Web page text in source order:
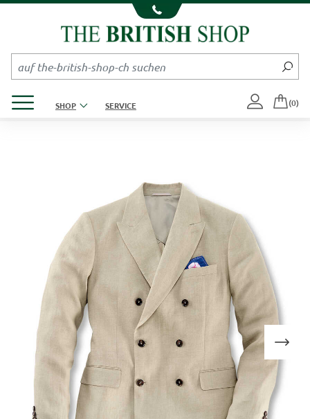
Kompletten Head der Seite überspringen
SHOP SERVICE (0)